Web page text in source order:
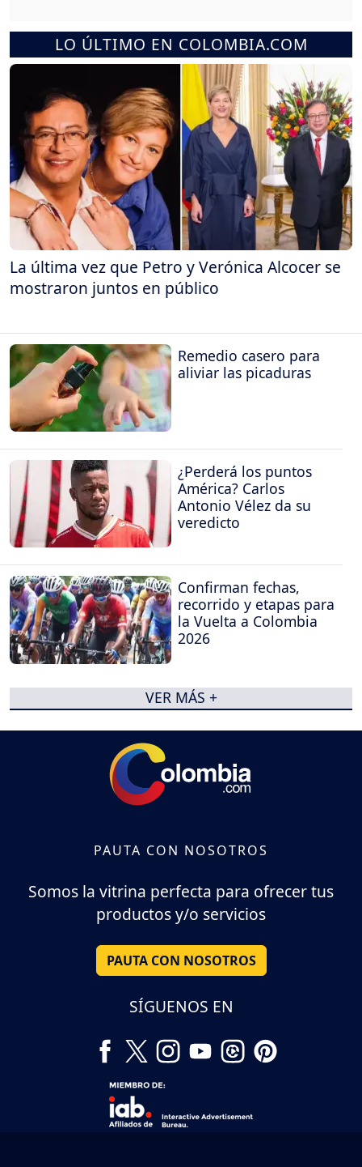
LO ÚLTIMO EN COLOMBIA.COM
La última vez que Petro y Verónica Alcocer se
mostraron juntos en público
Remedio casero para
aliviar las picaduras
¿Perderá los puntos
América? Carlos
Antonio Vélez da su
veredicto
Confirman fechas,
recorrido y etapas para
la Vuelta a Colombia
2026
VER MÁS +
PAUTA CON NOSOTROS
Somos la vitrina perfecta para ofrecer tus
productos y/o servicios
PAUTA CON NOSOTROS
SÍGUENOS EN